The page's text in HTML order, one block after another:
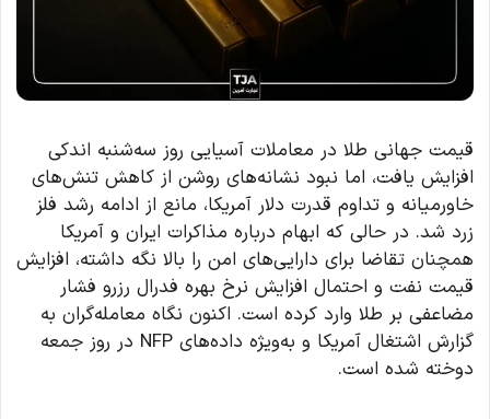
قیمت جهانی طلا در معاملات آسیایی روز سه‌شنبه اندکی
افزایش یافت، اما نبود نشانه‌های روشن از کاهش تنش‌های
خاورمیانه و تداوم قدرت دلار آمریکا، مانع از ادامه رشد فلز
زرد شد. در حالی که ابهام درباره مذاکرات ایران و آمریکا
همچنان تقاضا برای دارایی‌های امن را بالا نگه داشته، افزایش
قیمت نفت و احتمال افزایش نرخ بهره فدرال رزرو فشار
مضاعفی بر طلا وارد کرده است. اکنون نگاه معامله‌گران به
گزارش اشتغال آمریکا و به‌ویژه داده‌های NFP در روز جمعه
دوخته شده است.